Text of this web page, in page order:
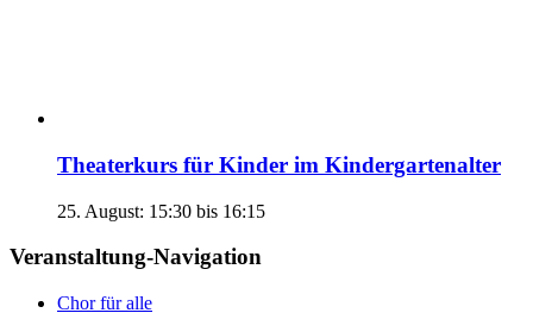
Theaterkurs für Kinder im Kindergartenalter
25. August: 15:30 bis 16:15
Veranstaltung-Navigation
Chor für alle